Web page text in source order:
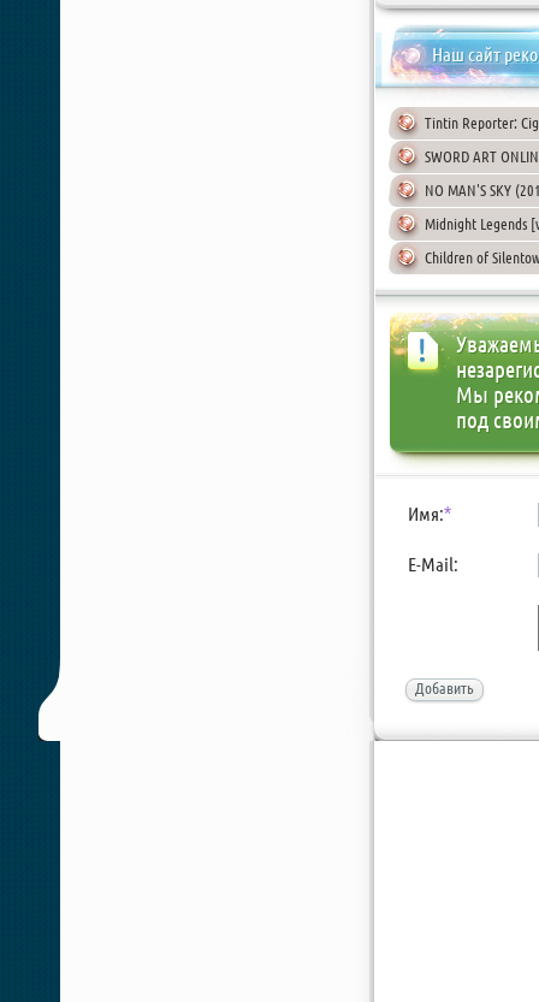
Наш сайт
Tintin Reporter:
SWORD ART
NO MAN'S SKY
Midnight Legends
Children of
Мы
под
Имя:*
E-Mail:
Добавить